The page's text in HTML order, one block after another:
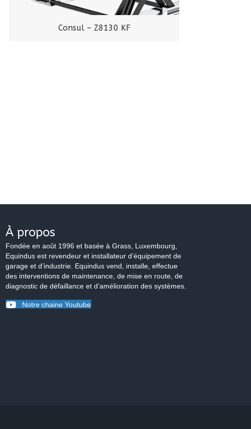
Consul – Z8130 KF
À propos
Fondée en août 1996 et basée à Grass, Luxembourg,
Equindus est revendeur et installateur d’équipement de
garage et d’industrie. Equindus vend, installe, effectue
des interventions de maintenance, de mise en route, de
diagnostic de défaillance et d’amélioration des systèmes.
Notre chaine Youtube